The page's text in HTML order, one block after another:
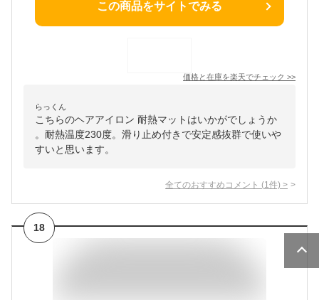
この商品をサイトでみる
価格と在庫を楽天でチェック >>
らっくん
こちらのヘアアイロン 耐熱マットはいかがでしょうか
。耐熱温度230度。滑り止め付きで安定感抜群で使いや
すいと思います。
全てのおすすめコメント (1 件) >
18